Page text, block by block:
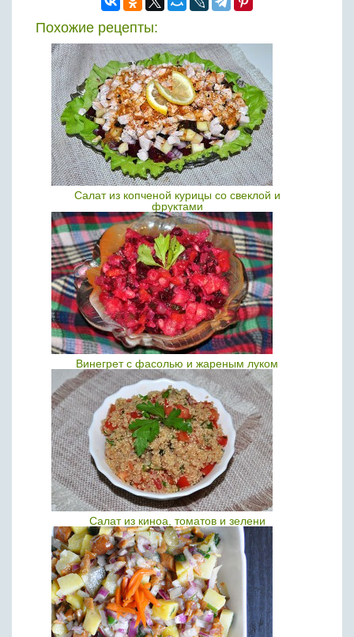
Похожие рецепты:
Салат из копченой курицы со свеклой и
фруктами
Винегрет с фасолью и жареным луком
Салат из киноа, томатов и зелени